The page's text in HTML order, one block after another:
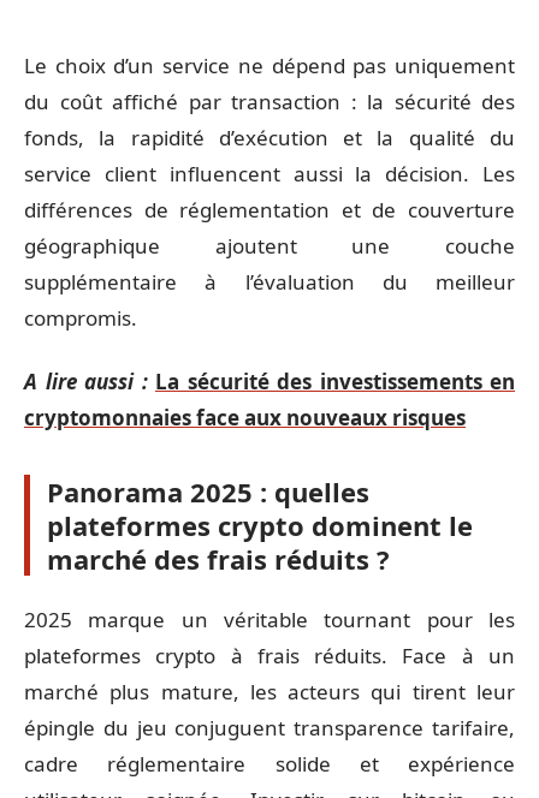
Le choix d’un service ne dépend pas uniquement
du coût affiché par transaction : la sécurité des
fonds, la rapidité d’exécution et la qualité du
service client influencent aussi la décision. Les
différences de réglementation et de couverture
géographique ajoutent une couche
supplémentaire à l’évaluation du meilleur
compromis.
A lire aussi : La sécurité des investissements en
cryptomonnaies face aux nouveaux risques
Panorama 2025 : quelles
plateformes crypto dominent le
marché des frais réduits ?
2025 marque un véritable tournant pour les
plateformes crypto à frais réduits. Face à un
marché plus mature, les acteurs qui tirent leur
épingle du jeu conjuguent transparence tarifaire,
cadre réglementaire solide et expérience